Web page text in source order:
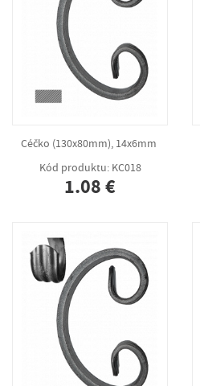
Céčko (130x80mm), 14x6mm
Kód produktu: KC018
1.08 €